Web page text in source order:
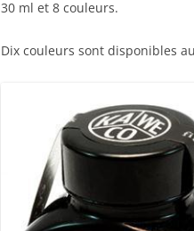
30 ml et 8 couleurs.
Dix couleurs sont disponibles